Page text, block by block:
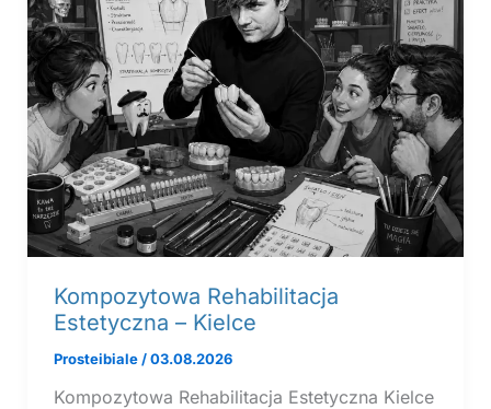
Kompozytowa Rehabilitacja
Estetyczna – Kielce
Prosteibiale /03.08.2026
Kompozytowa Rehabilitacja Estetyczna Kielce